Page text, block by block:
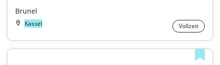
Brunel
Kassel Vollzeit